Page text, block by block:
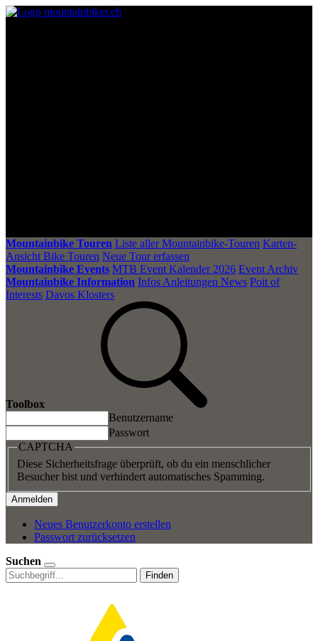
Mountainbike Touren Liste aller Mountainbike-Touren Karten-
Ansicht Bike Touren Neue Tour erfassen
Mountainbike Events MTB Event Kalender 2026 Event Archiv
Mountainbike Information Infos Anleitungen News Poit of
Interests Davos Klosters
Toolbox
Benutzername
Passwort
CAPTCHA
Diese Sicherheitsfrage überprüft, ob du ein menschlicher
Besucher bist und verhindert automatisches Spamming.
Neues Benutzerkonto erstellen
Passwort zurücksetzen
Suchen
Finden